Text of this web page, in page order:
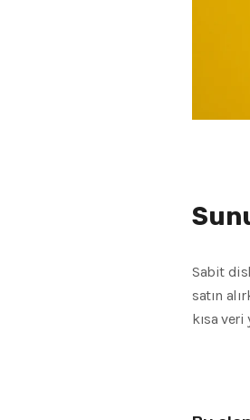
Sabit
satın
kısa veri